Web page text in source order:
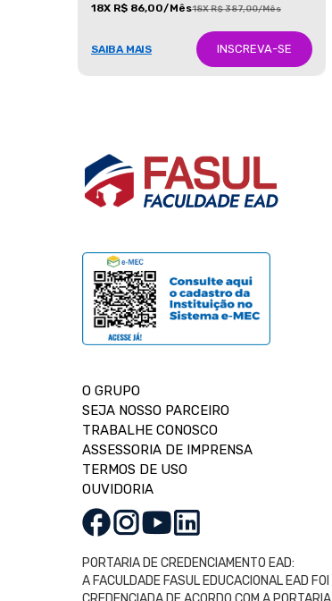
18X R$ 86,00/Mês18X R$ 387,00/Mês
SAIBA MAIS INSCREVA-SE
O GRUPO
SEJA NOSSO PARCEIRO
TRABALHE CONOSCO
ASSESSORIA DE IMPRENSA
TERMOS DE USO
OUVIDORIA
PORTARIA DE CREDENCIAMENTO EAD:
A FACULDADE FASUL EDUCACIONAL EAD FOI